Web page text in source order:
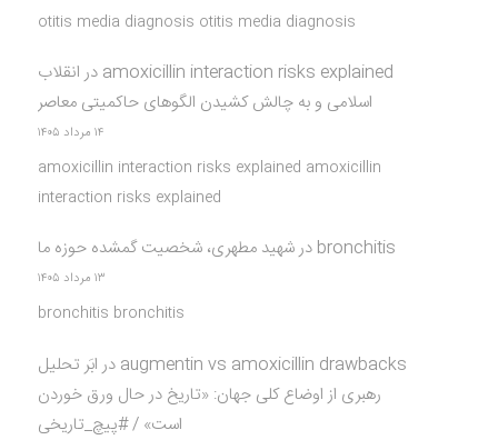
otitis media diagnosis otitis media diagnosis
amoxicillin interaction risks explained درانقلاب
اسلامی و به چالش کشیدن الگوهای حاکمیتی معاصر
۱۴ مرداد ۱۴۰۵
amoxicillin interaction risks explained amoxicillin
interaction risks explained
bronchitis درشهید مطهری، شخصیت گمشده حوزه ما
۱۳ مرداد ۱۴۰۵
bronchitis bronchitis
augmentin vs amoxicillin drawbacks در ابَر تحلیل
رهبری از اوضاع کلی جهان: «تاریخ در حال ورق خوردن
است» / #پیچ_تاریخی